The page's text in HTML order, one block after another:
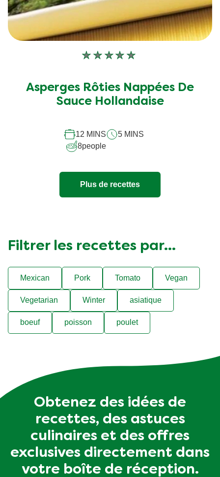
Aucune
soumise
pour
Asperges Rôties Nappées De
Sauce Hollandaise
12 MINS
5 MINS
8people
Plus de recettes
Filtrer les recettes par...
Mexican Pork Tomato Vegan
Vegetarian Winter asiatique
boeuf poisson poulet
Obtenez des idées de
recettes, des astuces
culinaires et des offres
exclusives directement dans
votre boîte de réception.